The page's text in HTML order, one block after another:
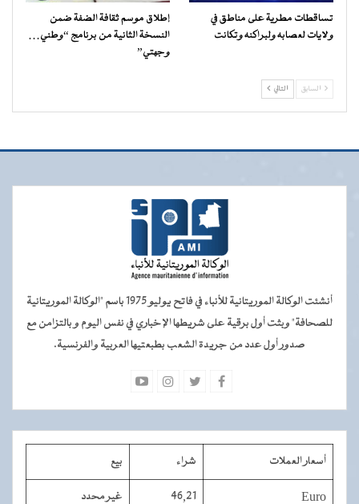
تساقطات مطرية على مناطق في
ولايات لعصابه ولبراكنه وتكانت
إطلاق موسم ثقافة الضفة ضمن
النسخة الثانية من برنامج “وطني…
وجهتي”
السابق التالي
أنشئت الوكالة الموريتانية للأنباء في فاتح يوليو 1975 باسم "الوكالة الموريتانية
للصحافة" وبثت أول برقية على شريطها الإخباري في نفس اليوم و بالتزامن مع
صدور أول عدد من جريدة الشعب بطبعتيها العربية والفرنسية.
أسعار العملات شراء بيع
Euro
46,21 غير محدد